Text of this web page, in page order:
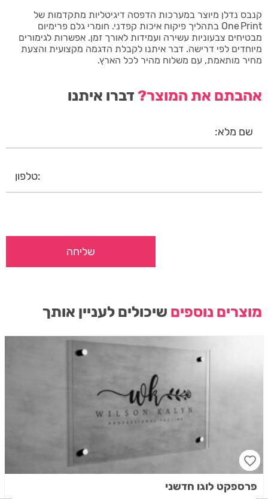
קנבס נדלן מיוצר במערכות הדפסה דיגיטליות מתקדמות של
One Print בתהליך פיקוח איכות קפדני. חומרי גלם פרימיום
מבטיחים צבעוניות עשירה ועמידות לאורך זמן. אפשרות לגימורים
מיוחדים לפי דרישה. דבר איתנו לקבלת הדגמה מקצועית והצעת
מחיר מותאמת, עם משלוח מהיר לכל הארץ.
אהבתם את המוצר?דברו איתנו
מוצרים נוספים שיכולים לעניין אותך
פרספקט לוגו חדשני